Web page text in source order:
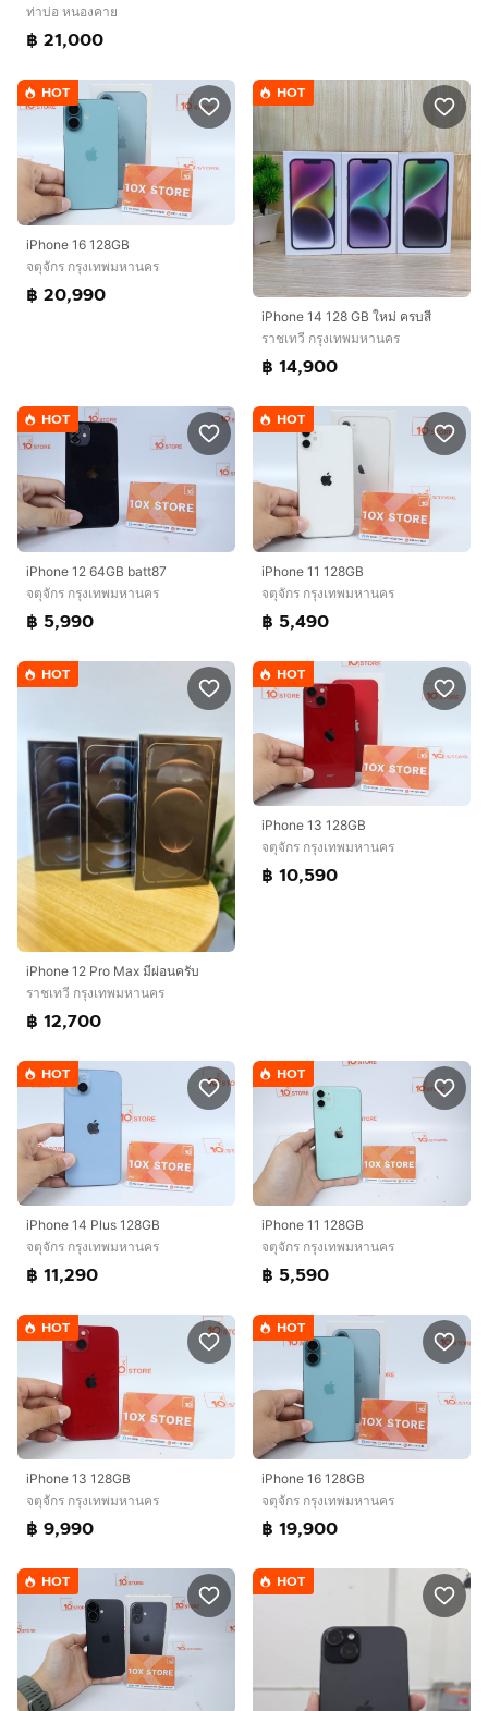
ท่าบ่อ หนองคาย
฿ 21,000
HOT
iPhone 16 128GB
จตุจักร กรุงเทพมหานคร
฿ 20,990
HOT
iPhone 14 128 GB ใหม่ ครบสี
ราชเทวี กรุงเทพมหานคร
฿ 14,900
HOT
iPhone 12 64GB batt87
จตุจักร กรุงเทพมหานคร
฿ 5,990
HOT
iPhone 11 128GB
จตุจักร กรุงเทพมหานคร
฿ 5,490
HOT
iPhone 12 Pro Max มีผ่อนครับ
ราชเทวี กรุงเทพมหานคร
฿ 12,700
HOT
iPhone 13 128GB
จตุจักร กรุงเทพมหานคร
฿ 10,590
HOT
iPhone 14 Plus 128GB
จตุจักร กรุงเทพมหานคร
฿ 11,290
HOT
iPhone 11 128GB
จตุจักร กรุงเทพมหานคร
฿ 5,590
HOT
iPhone 13 128GB
จตุจักร กรุงเทพมหานคร
฿ 9,990
HOT
iPhone 16 128GB
จตุจักร กรุงเทพมหานคร
฿ 19,900
HOT HOT